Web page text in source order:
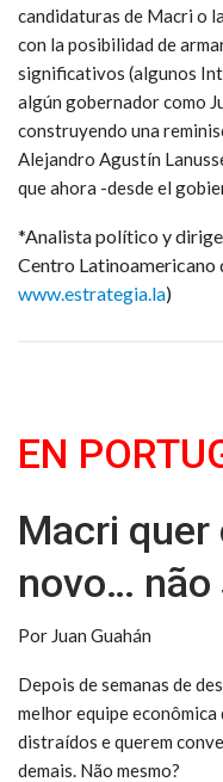
candidaturas de Macri o
con la posibilidad de
significativos (algunos
algún gobernador como
construyendo una
Alejandro Agustín
que ahora -desde el
*Analista político y
Centro Latinoamericano
www.estrategia.la)
EN
Macri quer
novo… não
Por Juan Guahán
Depois de semanas de
melhor equipe econômica
distraídos e querem
demais. Não mesmo?